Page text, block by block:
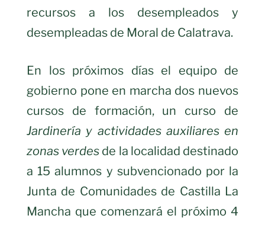
recursos a los desempleados y
desempleadas de Moral de Calatrava.
En los próximos días el equipo de
gobierno pone en marcha dos nuevos
cursos de formación, un curso de
Jardinería y actividades auxiliares en
zonas verdes de la localidad destinado
a 15 alumnos y subvencionado por la
Junta de Comunidades de Castilla La
Mancha que comenzará el próximo 4